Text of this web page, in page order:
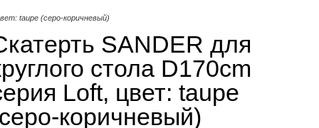
taupe (серо-коричневый)
SANDER для
стола D170cm
Loft, цвет: taupe
коричневый)